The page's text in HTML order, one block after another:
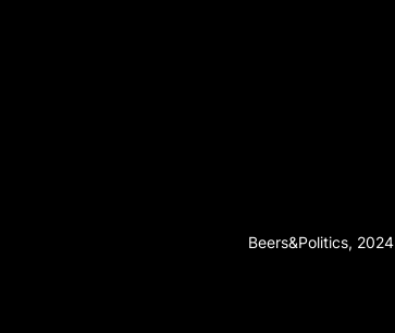
Beers&Politics, 2024